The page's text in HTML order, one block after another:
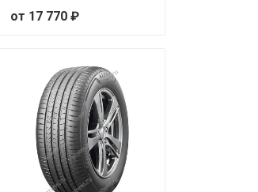
от 17 770 ₽